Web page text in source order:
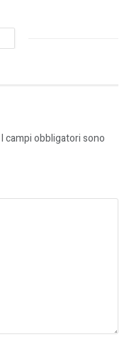
I campi obbligatori sono